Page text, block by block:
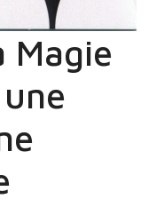
Magie